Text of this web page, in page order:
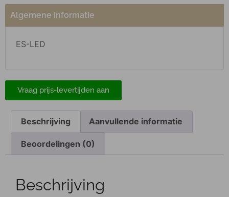
Algemene informatie
ES-LED
Vraag prijs-levertijden aan
Beschrijving Aanvullende informatie
Beoordelingen (0)
Beschrijving